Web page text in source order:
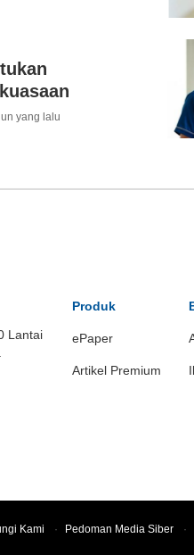
yang lalu
Lantai
Produk
ePaper
Artikel Premium
Kami · Pedoman Media Siber ·